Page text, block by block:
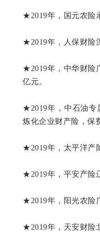
★2019年，国元农险
★2019年，人保财险
★2019年，中华财险
亿元。
★2019年，中石油专
炼化企业财产险，保
★2019年，太平洋产
★2019年，平安产险
★2019年，阳光农险
★2019年，天安财险